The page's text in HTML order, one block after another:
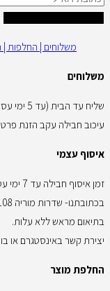
משלוחים | החלפות |
משלוחים
שליח עד הבית (עד 5 ימי עסקים) - 35 ₪
עיכוב חבילה עקב הזנת
איסוף עצמי
זמן איסוף חבילה עד 7 ימי עסקים מרגע ההזמנה
בכתובתנו- שדרות מוריה 108, חיפה
בתיאום מראש ללא עלות.
יצירת קשר באינסטגרם או
החלפת מוצר